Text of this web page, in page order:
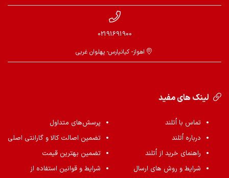
02191691900
اهواز- کیانپارس- پهلوان غربی
لینک های مفید
تماس با اُتلند
درباره اُتلند
راهنمای خرید از اُتلند
شرایط و روش های ارسال
پرسش‌های متداول
تضمین اصالت کالا و گارانتی اصلی
تضمین بهترین قیمت
شرایط و قوانین استفاده از